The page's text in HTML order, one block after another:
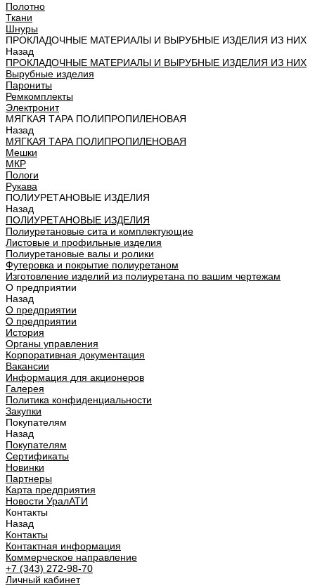
Полотно
Ткани
Шнуры
ПРОКЛАДОЧНЫЕ МАТЕРИАЛЫ И ВЫРУБНЫЕ ИЗДЕЛИЯ ИЗ НИХ
Назад
ПРОКЛАДОЧНЫЕ МАТЕРИАЛЫ И ВЫРУБНЫЕ ИЗДЕЛИЯ ИЗ НИХ
Вырубные изделия
Парониты
Ремкомплекты
Электронит
МЯГКАЯ ТАРА ПОЛИПРОПИЛЕНОВАЯ
Назад
МЯГКАЯ ТАРА ПОЛИПРОПИЛЕНОВАЯ
Мешки
МКР
Пологи
Рукава
ПОЛИУРЕТАНОВЫЕ ИЗДЕЛИЯ
Назад
ПОЛИУРЕТАНОВЫЕ ИЗДЕЛИЯ
Полиуретановые сита и комплектующие
Листовые и профильные изделия
Полиуретановые валы и ролики
Футеровка и покрытие полиуретаном
Изготовление изделий из полиуретана по вашим чертежам
О предприятии
Назад
О предприятии
О предприятии
История
Органы управления
Корпоративная документация
Вакансии
Информация для акционеров
Галерея
Политика конфиденциальности
Закупки
Покупателям
Назад
Покупателям
Сертификаты
Новинки
Партнеры
Карта предприятия
Новости УралАТИ
Контакты
Назад
Контакты
Контактная информация
Коммерческое направление
+7 (343) 272-98-70
Личный кабинет